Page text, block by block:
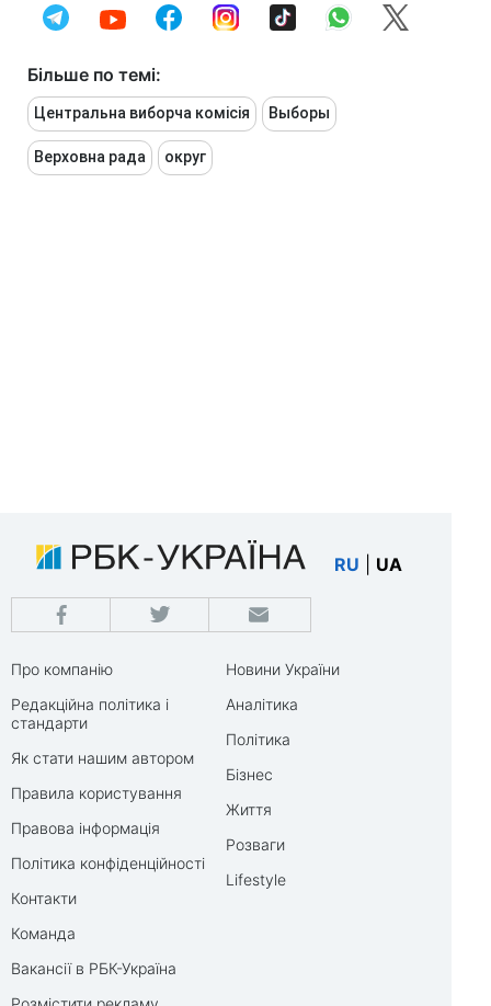
Більше по темі:
Центральна виборча комісія Выборы
Верховна рада округ
RU UA
Про компанію
Редакційна політика і
стандарти
Як стати нашим автором
Правила користування
Правова інформація
Політика конфіденційності
Контакти
Команда
Вакансії в РБК-Україна
Новини України
Аналітика
Політика
Бізнес
Життя
Розваги
Lifestyle